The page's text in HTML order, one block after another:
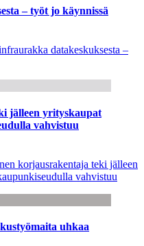
– työt jo käynnissä
datakeskuksesta –
jälleen yrityskaupat
vahvistuu
korjausrakentaja teki jälleen
vahvistuu
uhkaa